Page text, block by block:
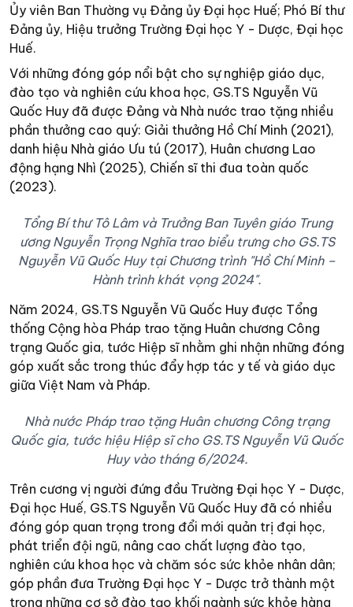
Ủy viên Ban Thường vụ Đảng ủy Đại học Huế; Phó Bí thư
Đảng ủy, Hiệu trưởng Trường Đại học Y - Dược, Đại học
Huế.
Với những đóng góp nổi bật cho sự nghiệp giáo dục,
đào tạo và nghiên cứu khoa học, GS.TS Nguyễn Vũ
Quốc Huy đã được Đảng và Nhà nước trao tặng nhiều
phần thưởng cao quý: Giải thưởng Hồ Chí Minh (2021),
danh hiệu Nhà giáo Ưu tú (2017), Huân chương Lao
động hạng Nhì (2025), Chiến sĩ thi đua toàn quốc
(2023).
Tổng Bí thư Tô Lâm và Trưởng Ban Tuyên giáo Trung
ương Nguyễn Trọng Nghĩa trao biểu trưng cho GS.TS
Nguyễn Vũ Quốc Huy tại Chương trình "Hồ Chí Minh –
Hành trình khát vọng 2024".
Năm 2024, GS.TS Nguyễn Vũ Quốc Huy được Tổng
thống Cộng hòa Pháp trao tặng Huân chương Công
trạng Quốc gia, tước Hiệp sĩ nhằm ghi nhận những đóng
góp xuất sắc trong thúc đẩy hợp tác y tế và giáo dục
giữa Việt Nam và Pháp.
Nhà nước Pháp trao tặng Huân chương Công trạng
Quốc gia, tước hiệu Hiệp sĩ cho GS.TS Nguyễn Vũ Quốc
Huy vào tháng 6/2024.
Trên cương vị người đứng đầu Trường Đại học Y - Dược,
Đại học Huế, GS.TS Nguyễn Vũ Quốc Huy đã có nhiều
đóng góp quan trọng trong đổi mới quản trị đại học,
phát triển đội ngũ, nâng cao chất lượng đào tạo,
nghiên cứu khoa học và chăm sóc sức khỏe nhân dân;
góp phần đưa Trường Đại học Y - Dược trở thành một
trong những cơ sở đào tạo khối ngành sức khỏe hàng